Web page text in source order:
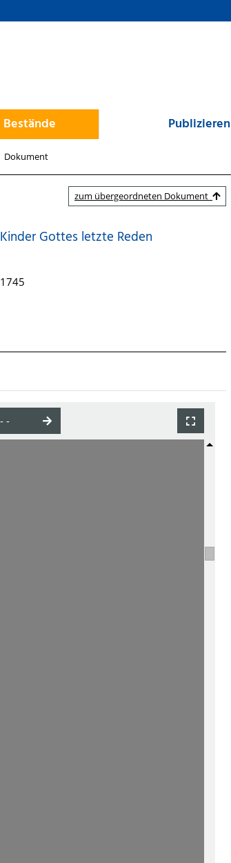
Publizieren
Dokument
zum übergeordneten Dokument
Gottes letzte Reden